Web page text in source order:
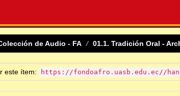
de Audio - FA 01.1. Tradición Oral -
este ítem: https://fondoafro.uasb.edu.ec//